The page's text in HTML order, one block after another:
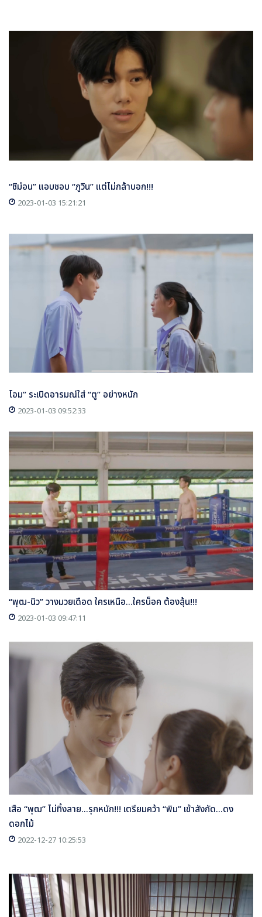
“ชิม่อน” แอบชอบ “ภูวิน” แต่ไม่กล้าบอก!!!
2023-01-03 15:21:21
โอม” ระเบิดอารมณ์ใส่ “ตู” อย่างหนัก
2023-01-03 09:52:33
“พุฒ-นิว” วางมวยเดือด ใครเหนือ...ใครน็อค ต้องลุ้น!!!
2023-01-03 09:47:11
เสือ “พุฒ” ไม่ทิ้งลาย...รุกหนัก!!! เตรียมคว้า “พิม” เข้าสังกัด...ดง
ดอกไม้
2022-12-27 10:25:53